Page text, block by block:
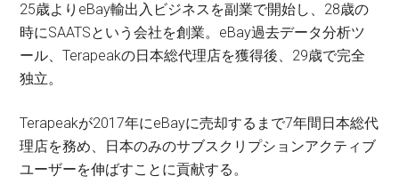
25歳よりeBay輸出入ビジネスを副業で開始し、28歳の
時にSAATSという会社を創業。eBay過去データ分析ツ
ール、Terapeakの日本総代理店を獲得後、29歳で完全
独立。
Terapeakが2017年にeBayに売却するまで7年間日本総代
理店を務め、日本のみのサブスクリプションアクティブ
ユーザーを伸ばすことに貢献する。